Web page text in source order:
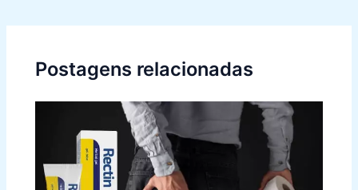
Postagens relacionadas